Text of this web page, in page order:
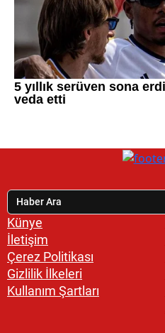
Künye
İletişim
Çerez Politikası
Gizlilik İlkeleri
Kullanım Şartları